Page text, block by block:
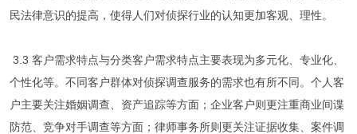
民法律意识的提高，使得人们对侦探行业的认知更加客观、理性。
3.3 客户需求特点与分类客户需求特点主要表现为多元化、专业化、
个性化等。不同客户群体对侦探调查服务的需求也有所不同。个人客
户主要关注婚姻调查、资产追踪等方面；企业客户则更注重商业间谍
防范、竞争对手调查等方面；律师事务所则更关注证据收集、案件调